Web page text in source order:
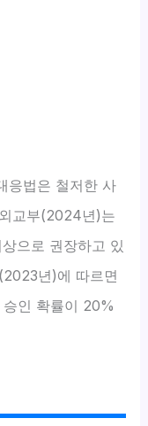
응법은 철저한 사
교부(2024년)는
으로 권장하고 있
년)에 따르면
인 확률이 20%